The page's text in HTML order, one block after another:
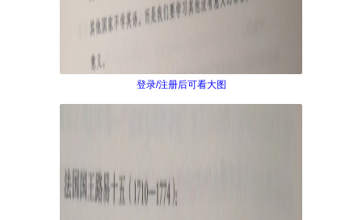
登录/注册后可看大图